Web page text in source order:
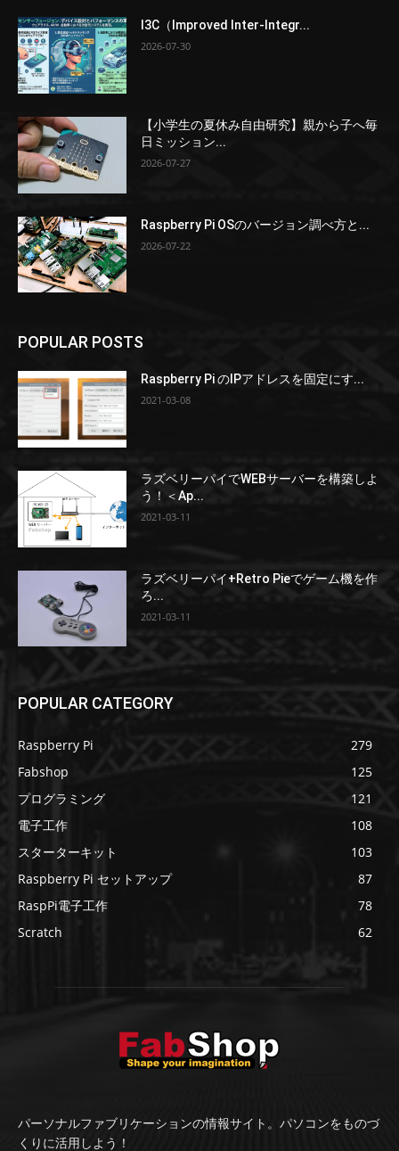
I3C（Improved Inter-Integr...
2026-07-30
【小学生の夏休み自由研究】親から子へ毎
日ミッション...
2026-07-27
Raspberry Pi OSのバージョン調べ方と...
2026-07-22
POPULAR POSTS
Raspberry Pi のIPアドレスを固定にす...
2021-03-08
ラズベリーパイでWEBサーバーを構築しよ
う！＜Ap...
2021-03-11
ラズベリーパイ+Retro Pieでゲーム機を作
ろ...
2021-03-11
POPULAR CATEGORY
Raspberry Pi
279
Fabshop
125
プログラミング
121
電子工作
108
スターターキット
103
Raspberry Pi セットアップ
87
RaspPi電子工作
78
Scratch
62
パーソナルファブリケーションの情報サイト。パソコンをものづ
くりに活用しよう！